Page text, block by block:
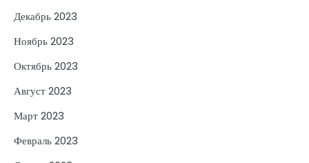
Декабрь 2023
Ноябрь 2023
Октябрь 2023
Август 2023
Март 2023
Февраль 2023